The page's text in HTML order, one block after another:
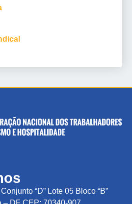
“D” Lote 05 Bloco “B”